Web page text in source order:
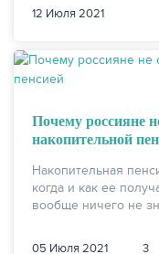
12 Июля 2021
Почему россияне
накопительной
Накопительная
когда и как ее
вообще ничего не
05 Июля 2021 3